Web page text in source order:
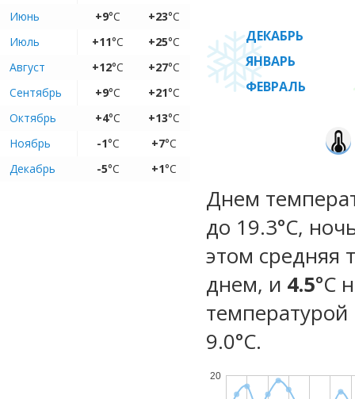
Июнь
+9°C +23°C
Июль
+11°C +25°C
Август
+12°C +27°C
Сентябрь
+9°C +21°C
Октябрь
+4°C +13°C
Ноябрь
-1°C +7°C
Декабрь
-5°C +1°C
ДЕКАБРЬ
ЯНВАРЬ
ФЕВРАЛЬ
Днем
до 19.3°C,
этом средняя
днем, и 4.5°C
температурой
9.0°С.
20